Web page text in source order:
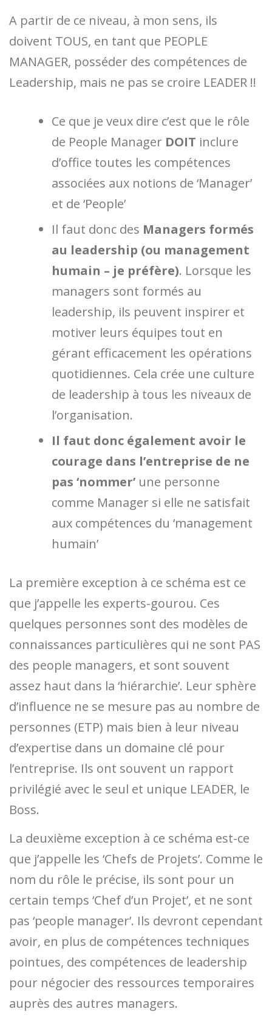
A partir de ce niveau, à mon sens, ils
doivent TOUS, en tant que PEOPLE
MANAGER, posséder des compétences de
Leadership, mais ne pas se croire LEADER !!
Ce que je veux dire c’est que le rôle
de People Manager DOIT inclure
d’office toutes les compétences
associées aux notions de ‘Manager’
et de ‘People’
Il faut donc des Managers formés
au leadership (ou management
humain – je préfère). Lorsque les
managers sont formés au
leadership, ils peuvent inspirer et
motiver leurs équipes tout en
gérant efficacement les opérations
quotidiennes. Cela crée une culture
de leadership à tous les niveaux de
l’organisation.
Il faut donc également avoir le
courage dans l’entreprise de ne
pas ‘nommer’ une personne
comme Manager si elle ne satisfait
aux compétences du ‘management
humain’
La première exception à ce schéma est ce
que j’appelle les experts-gourou. Ces
quelques personnes sont des modèles de
connaissances particulières qui ne sont PAS
des people managers, et sont souvent
assez haut dans la ‘hiérarchie’. Leur sphère
d’influence ne se mesure pas au nombre de
personnes (ETP) mais bien à leur niveau
d’expertise dans un domaine clé pour
l’entreprise. Ils ont souvent un rapport
privilégié avec le seul et unique LEADER, le
Boss.
La deuxième exception à ce schéma est-ce
que j’appelle les ‘Chefs de Projets’. Comme le
nom du rôle le précise, ils sont pour un
certain temps ‘Chef d’un Projet’, et ne sont
pas ‘people manager’. Ils devront cependant
avoir, en plus de compétences techniques
pointues, des compétences de leadership
pour négocier des ressources temporaires
auprès des autres managers.